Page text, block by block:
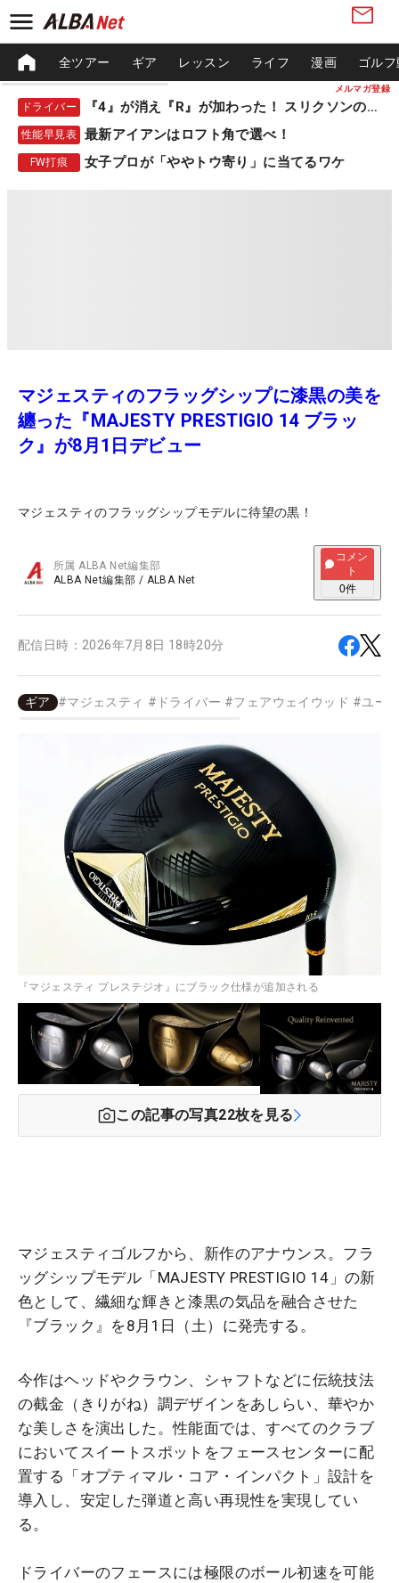
メルマガ登録
全ツアー ギア レッスン ライフ 漫画 ゴル
ドライバー 『4』が消え『R』が加わった！ スリクソンの新作
性能早見表 最新アイアンはロフト角で選べ！
FW打痕 女子プロが「ややトウ寄り」に当てるワケ
マジェスティのフラッグシップに漆黒の美を
纏った『MAJESTY PRESTIGIO 14 ブラッ
ク』が8月1日デビュー
マジェスティのフラッグシップモデルに待望の黒！
所属ALBA Net編集部
ALBA Net編集部 / ALBA Net
コメン
ト
0件
配信日時： 2026年7月8日 18時20分
ギア #マジェスティ # ドライバー #フェアウェイウッド #ユー
『マジェスティ プレステジオ』にブラック仕様が追加される
この記事の写真22枚を見る
マジェスティゴルフから、新作のアナウンス。フラ
ッグシップモデル「MAJESTY PRESTIGIO 14」の新
色として、繊細な輝きと漆黒の気品を融合させた
『ブラック』を8月1日（土）に発売する。
今作はヘッドやクラウン、シャフトなどに伝統技法
の截金（きりがね）調デザインをあしらい、華やか
な美しさを演出した。性能面では、すべてのクラブ
においてスイートスポットをフェースセンターに配
置する「オプティマル・コア・インパクト」設計を
導入し、安定した弾道と高い再現性を実現してい
る。
ドライバーのフェースには極限のボール初速を可能